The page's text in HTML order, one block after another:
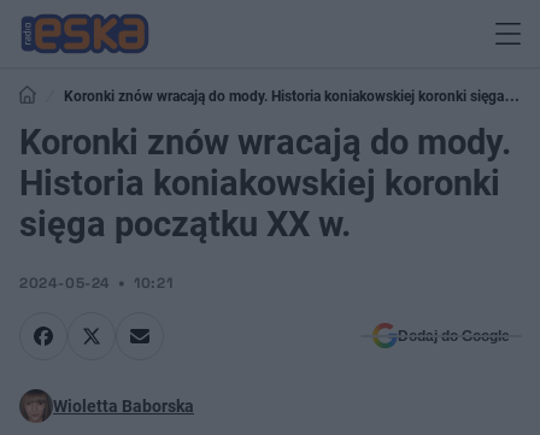
Koronki znów wracają do mody. Historia koniakowskiej koronki sięga
początku XX w.
Koronki znów wracają do mody.
Historia koniakowskiej koronki
sięga początku XX w.
2024-05-24 10:21
Dodaj do Google
Wioletta Baborska